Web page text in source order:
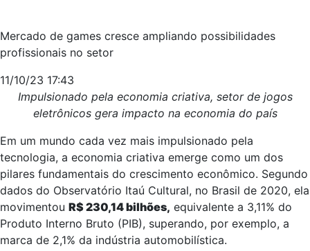
Mercado de games cresce ampliando possibilidades
profissionais no setor
11/10/23 17:43
Impulsionado pela economia criativa, setor de jogos
eletrônicos gera impacto na economia do país
Em um mundo cada vez mais impulsionado pela
tecnologia, a economia criativa emerge como um dos
pilares fundamentais do crescimento econômico. Segundo
dados do Observatório Itaú Cultural, no Brasil de 2020, ela
movimentou R$ 230,14 bilhões, equivalente a 3,11% do
Produto Interno Bruto (PIB), superando, por exemplo, a
marca de 2,1% da indústria automobilística.